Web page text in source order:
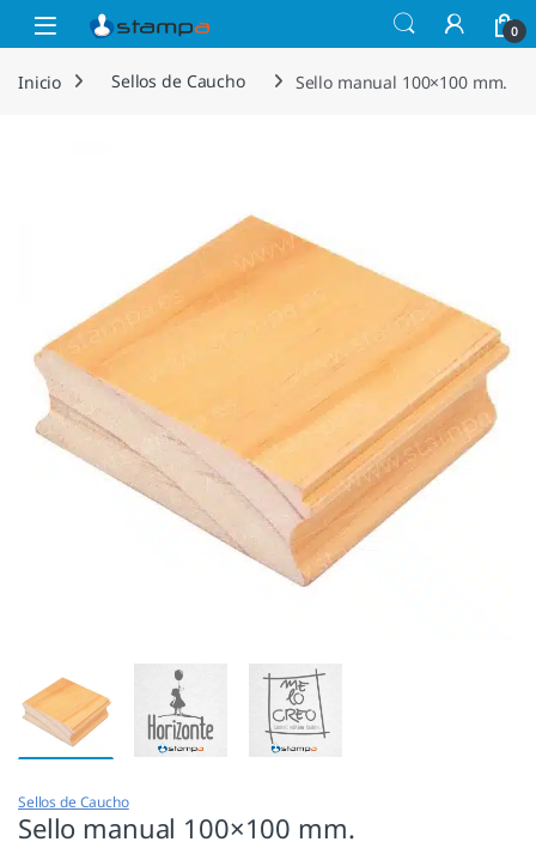
Saltar a la navegación
Saltar al contenido
Open 0
Inicio Sellos de Caucho Sello manual 100×100 mm.
Sellos de Caucho
Sello manual 100×100 mm.